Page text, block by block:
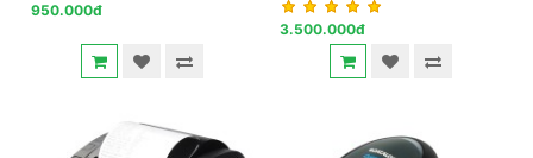
950.000đ
3.500.000đ